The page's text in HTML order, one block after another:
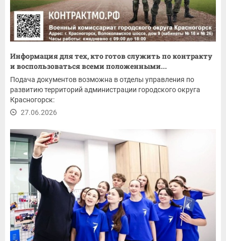
Информация для тех, кто готов служить по контракту
и воспользоваться всеми положенными...
Подача документов возможна в отделы управления по
развитию территорий администрации городского округа
Красногорск:
27.06.2026